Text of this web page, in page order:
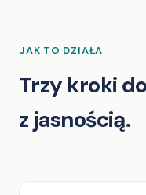
JAK TO DZIAŁA
Trzy kroki
z jasnością.